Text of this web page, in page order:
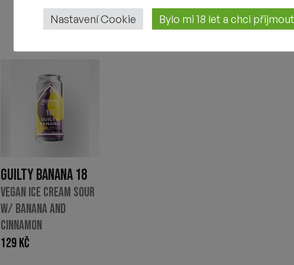
GUILTY BANANA 18
VEGAN ICE CREAM SOUR
W/ BANANA AND
CINNAMON
129Kč
Nastavení Cookie
Bylo mi 18 let a chci